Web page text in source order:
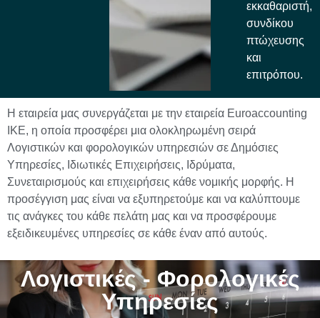
εκκαθαριστή,
συνδίκου
πτώχευσης
και
επιτρόπου.
Η εταιρεία μας συνεργάζεται με την εταιρεία Euroaccounting
IKΕ, η οποία προσφέρει μια ολοκληρωμένη σειρά
Λογιστικών και φορολογικών υπηρεσιών σε Δημόσιες
Υπηρεσίες, Ιδιωτικές Επιχειρήσεις, Ιδρύματα,
Συνεταιρισμούς και επιχειρήσεις κάθε νομικής μορφής. Η
προσέγγιση μας είναι να εξυπηρετούμε και να καλύπτουμε
τις ανάγκες του κάθε πελάτη μας και να προσφέρουμε
εξειδικευμένες υπηρεσίες σε κάθε έναν από αυτούς.
Λογιστικές - Φορολογικές
Υπηρεσίες